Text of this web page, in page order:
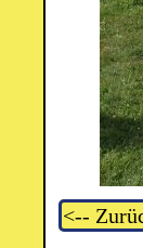
<--